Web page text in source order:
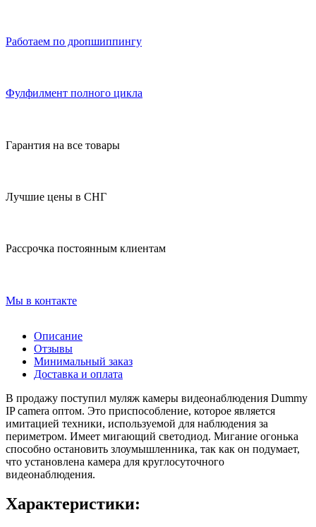
Работаем по дропшиппингу
Фулфилмент полного цикла
Гарантия на все товары
Лучшие цены в СНГ
Рассрочка постоянным клиентам
Мы в контакте
Описание
Отзывы
Минимальный заказ
Доставка и оплата
В продажу поступил муляж камеры видеонаблюдения Dummy
IP camera оптом. Это приспособление, которое является
имитацией техники, используемой для наблюдения за
периметром. Имеет мигающий светодиод. Мигание огонька
способно остановить злоумышленника, так как он подумает,
что установлена камера для круглосуточного
видеонаблюдения.
Характеристики: